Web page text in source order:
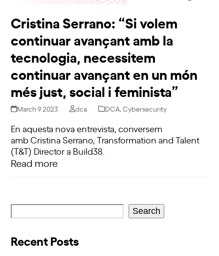
Cristina Serrano: “Si volem
continuar avançant amb la
tecnologia, necessitem
continuar avançant en un món
més just, social i feminista”
March 9 2023 dca DCA Cybersecurity
En aquesta nova entrevista, conversem
amb Cristina Serrano, Transformation and Talent
(T&T) Director a Build38.
Read more
Search
Recent Posts